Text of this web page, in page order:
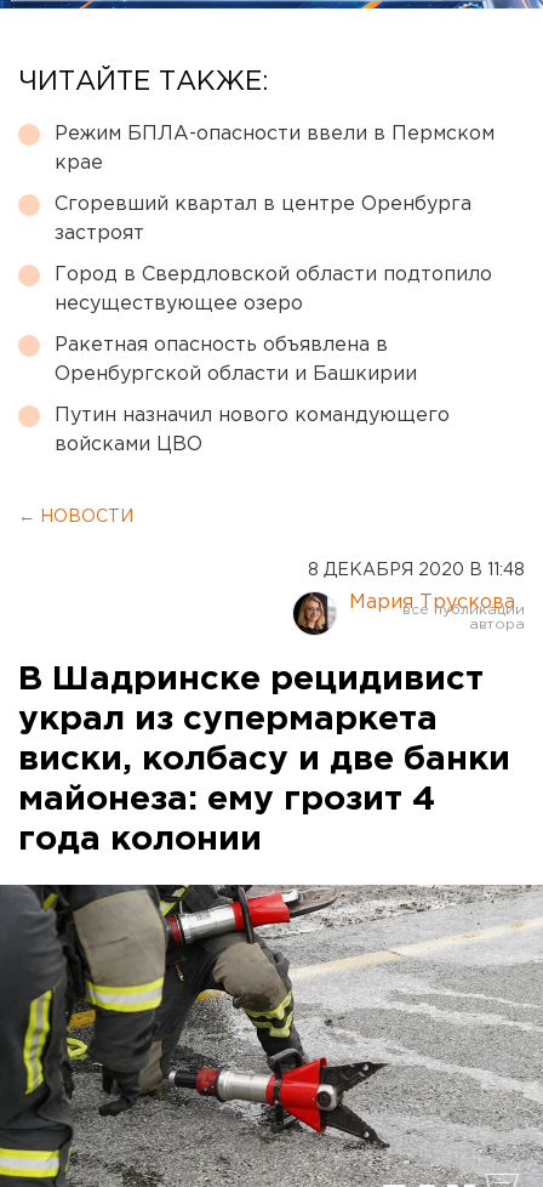
ЧИТАЙТЕ ТАКЖЕ:
Режим БПЛА-опасности ввели в Пермском
крае
Сгоревший квартал в центре Оренбурга
застроят
Город в Свердловской области подтопило
несуществующее озеро
Ракетная опасность объявлена в
Оренбургской области и Башкирии
Путин назначил нового командующего
войсками ЦВО
← НОВОСТИ
8 ДЕКАБРЯ 2020 В 11:48
Мария Трускова
В Шадринске рецидивист
украл из супермаркета
виски, колбасу и две банки
майонеза: ему грозит 4
года колонии